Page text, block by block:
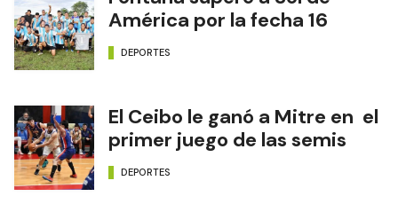
América por la fecha 16
DEPORTES
El Ceibo le ganó a Mitre en el
primer juego de las semis
DEPORTES